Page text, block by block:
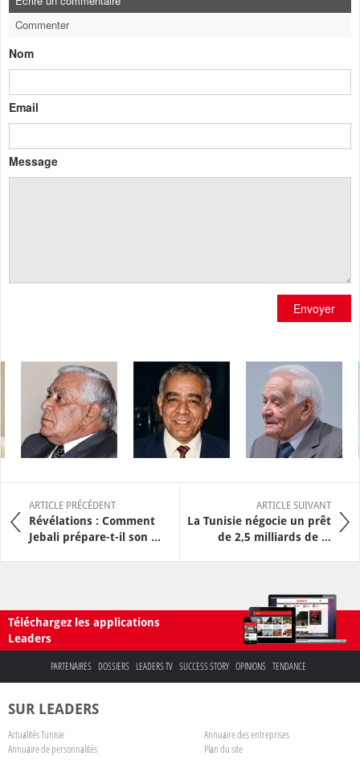
Commenter
Nom
Email
Message
Envoyer
ARTICLE PRÉCÉDENT
Révélations : Comment
Jebali prépare-t-il son ...
ARTICLE SUIVANT
La Tunisie négocie un prêt
de 2,5 milliards de ...
Téléchargez les applications
Leaders
PARTENAIRES DOSSIERS LEADERS TV SUCCESS STORY OPINIONS TENDANCE
SUR LEADERS
Actualités Tunisie
Annuaire des entreprises
Annuaire de personnalités
Plan du site